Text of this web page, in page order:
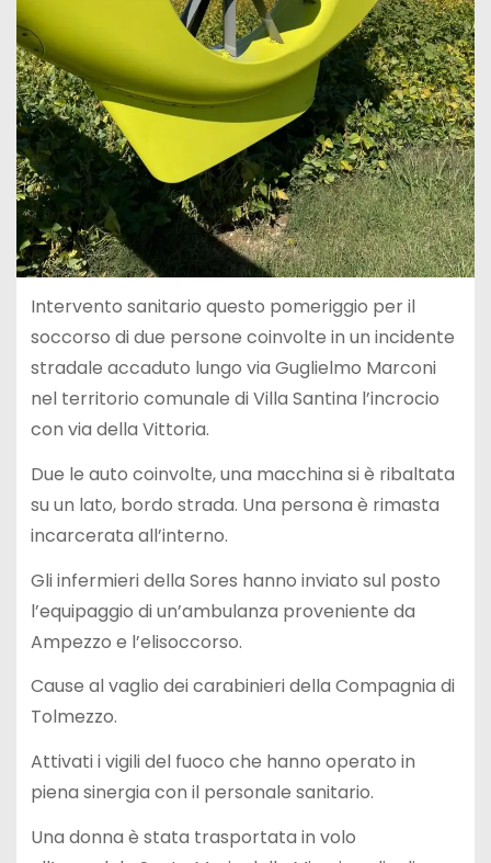
Intervento sanitario questo pomeriggio per il
soccorso di due persone coinvolte in un incidente
stradale accaduto lungo via Guglielmo Marconi
nel territorio comunale di Villa Santina l’incrocio
con via della Vittoria.
Due le auto coinvolte, una macchina si è ribaltata
su un lato, bordo strada. Una persona è rimasta
incarcerata all’interno.
Gli infermieri della Sores hanno inviato sul posto
l’equipaggio di un’ambulanza proveniente da
Ampezzo e l’elisoccorso.
Cause al vaglio dei carabinieri della Compagnia di
Tolmezzo.
Attivati i vigili del fuoco che hanno operato in
piena sinergia con il personale sanitario.
Una donna è stata trasportata in volo